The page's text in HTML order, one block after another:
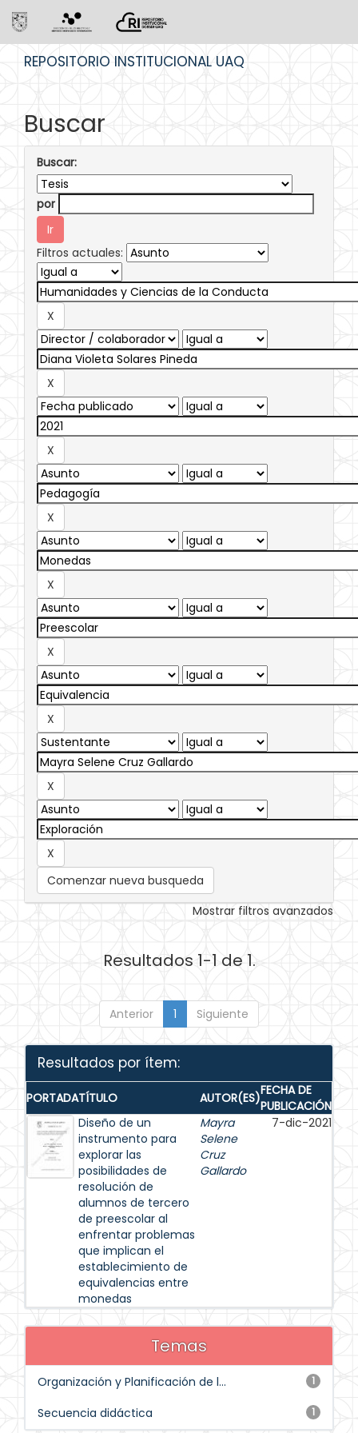
REPOSITORIO INSTITUCIONAL UAQ
Buscar
Buscar:
por
Filtros actuales:
Comenzar nueva busqueda
Mostrar filtros avanzados
Resultados 1-1 de 1.
Anterior 1 Siguiente
Resultados por ítem:
PORTADATÍTULO AUTOR(ES)FECHA DE
PUBLICACIÓN
Diseño de un
instrumento para
explorar las
posibilidades de
resolución de
alumnos de tercero
de preescolar al
enfrentar problemas
que implican el
establecimiento de
equivalencias entre
monedas
Mayra
Selene
Cruz
Gallardo
7-dic-2021
Temas
1
Organización y Planificación de l...
1
Secuencia didáctica